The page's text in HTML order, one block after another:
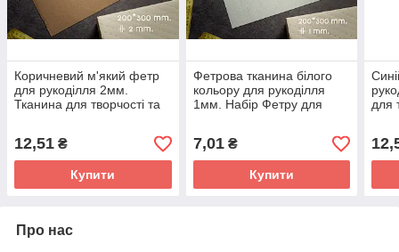
Коричневий м'який фетр
для рукоділля 2мм.
Тканина для творчості та
12,51 ₴
Купити
Фетрова тканина білого
кольору для рукоділля
1мм. Набір Фетру для
7,01₴
Купити
для
Про нас